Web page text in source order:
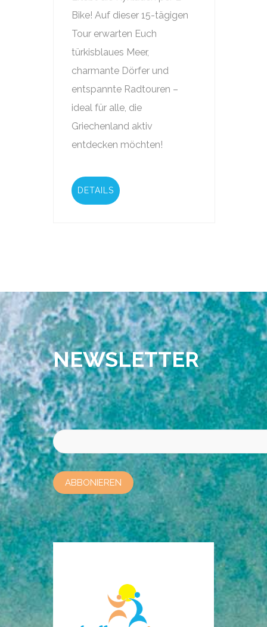
Bike! Auf dieser 15-tägigen
Tour erwarten Euch
türkisblaues Meer,
charmante Dörfer und
entspannte Radtouren –
ideal für alle, die
Griechenland aktiv
entdecken möchten!
DETAILS
NEWSLETTER
Bitte lasse dieses Feld leer.